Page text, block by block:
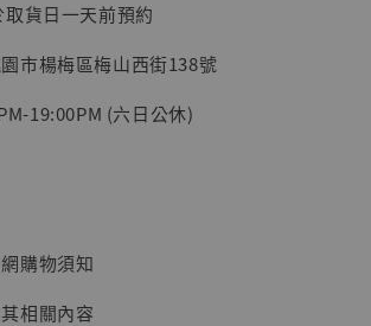
城縣長 張麻子 [BK01]
貨日一天前預約
市楊梅區梅山西街138號
19:00PM (六日公休)
購物須知
相關內容